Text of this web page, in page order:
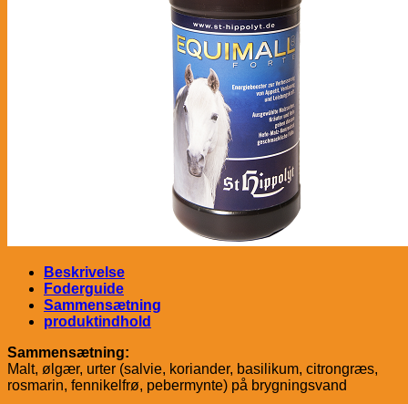
Beskrivelse
Foderguide
Sammensætning
produktindhold
Sammensætning:
Malt, ølgær, urter (salvie, koriander, basilikum, citrongræs,
rosmarin, fennikelfrø, pebermynte) på brygningsvand